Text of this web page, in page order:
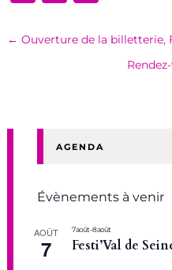
← Ouverture de la billetterie,
AGENDA
Évènements à venir
AOÛT
7
7 août-8 août
Festi’Val de